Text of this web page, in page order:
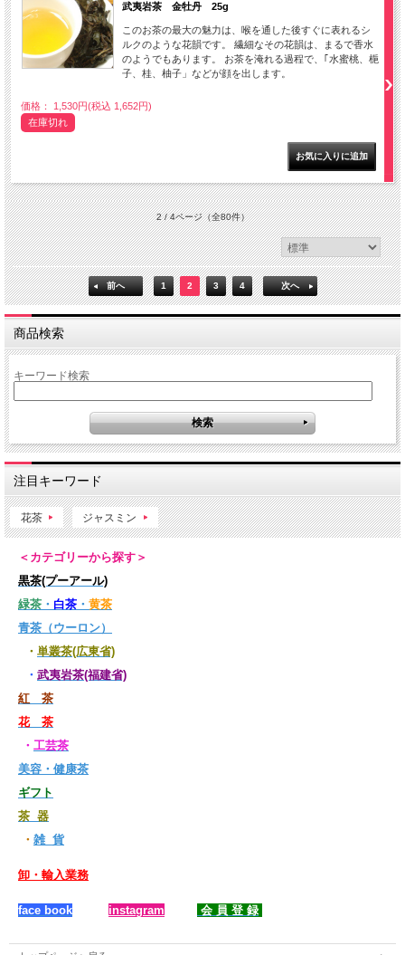
武夷岩茶 金牡丹 25g
このお茶の最大の魅力は、喉を通した後すぐに表れるシ
ルクのような花韻です。 繊細なその花韻は、まるで香水
のようでもあります。 お茶を淹れる過程で、｢水蜜桃、梔
子、桂、柚子」などが顔を出します。
価格： 1,530円(税込 1,652円)
在庫切れ
2 / 4ページ（全80件）
前へ 1 2 3 4 次へ
商品検索
キーワード検索
注目キーワード
花茶 ジャスミン
＜カテゴリーから探す＞
黒茶(プーアール)
緑茶 ・ 白茶 ・ 黄茶
青茶（ウーロン）
・ 単叢茶(広東省)
・ 武夷岩茶(福建省)
紅 茶
花 茶
・ 工芸茶
美容・健康茶
ギフト
茶 器
・ 雑 貨
卸・輸入業務
face book instagram 会 員 登 録